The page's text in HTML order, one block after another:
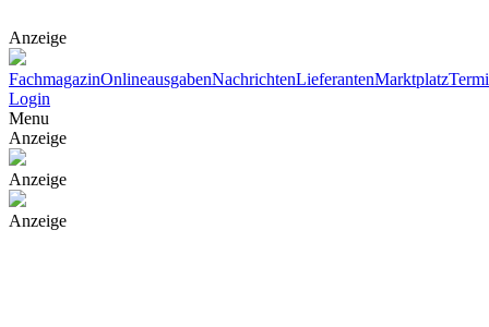
Anzeige
FachmagazinOnlineausgabenNachrichtenLieferantenMarktplatz
Login
Menu
Anzeige
Anzeige
Anzeige